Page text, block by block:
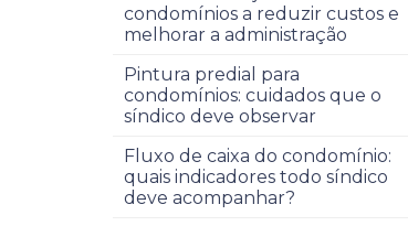
condomínios a reduzir custos e
melhorar a administração
Pintura predial para
condomínios: cuidados que o
síndico deve observar
Fluxo de caixa do condomínio:
quais indicadores todo síndico
deve acompanhar?